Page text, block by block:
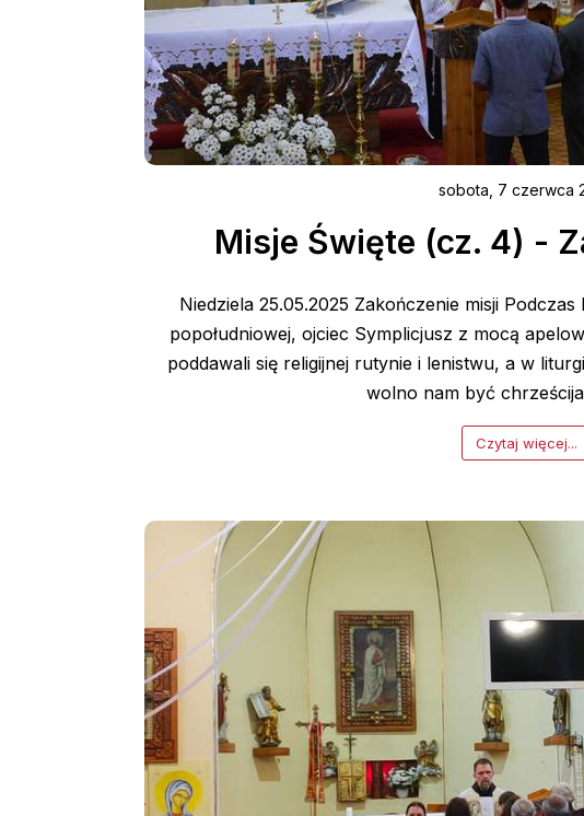
sobota, 7 czerwca
Misje Święte (cz. 4) -
Niedziela 25.05.2025 Zakończenie misji
popołudniowej, ojciec Symplicjusz z mocą
poddawali się religijnej rutynie i lenistwu, a w
wolno nam być
Czytaj więcej...